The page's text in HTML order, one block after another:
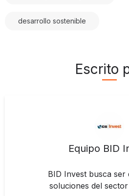
desarrollo sostenible
Escrito
Equipo BID
BID Invest busca ser
soluciones del